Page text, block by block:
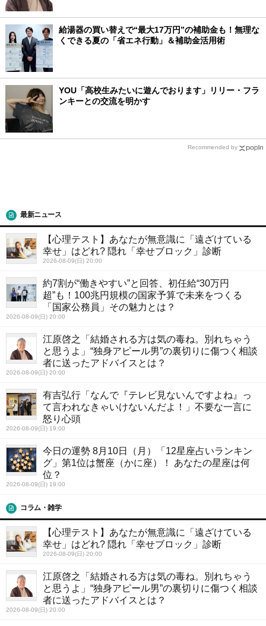
給湯器の買い替えで“最大17万円”の補助金も！無理な
くできる夏の「省エネ行動」＆補助金活用術
YOU「高校生みたいに遊んでおります」リリー・フラ
ンキーとの交流を明かす
Recommended by
最新ニュース
【心理テスト】あなたが無意識に「遠ざけている
幸せ」はどれ? 隠れ「幸せブロック」診断
2026-08-09(日) 20:00
約7割が“働きやすい”と回答、初任給“30万円
超”も！100兆円規模の国家予算で未来をつくる
「国家公務員」その魅力とは？
2026-08-09(日) 20:00
江原啓之「結婚される方は気の毒ね。別れちゃう
と思うよ」“独身アピール男”の裏切りに傷つく相談
者に送ったアドバイスとは？
2026-08-09(日) 20:00
有吉弘行「なんで『テレビ見ないんですよね』っ
て言われなきゃいけないんだよ！」不要な一言に
怒り心頭
2026-08-09(日) 19:00
今日の運勢 8月10日（月）「12星座占いランキン
グ」第1位は蟹座（かに座）！ あなたの星座は何
位？
2026-08-09(日) 19:00
コラム・雑学
【心理テスト】あなたが無意識に「遠ざけている
幸せ」はどれ? 隠れ「幸せブロック」診断
2026-08-09(日) 20:00
江原啓之「結婚される方は気の毒ね。別れちゃう
と思うよ」“独身アピール男”の裏切りに傷つく相談
者に送ったアドバイスとは？
2026-08-09(日) 20:00